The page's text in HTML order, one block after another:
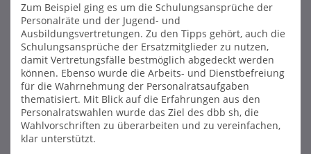
Zum Beispiel ging es um die Schulungsansprüche der
Personalräte und der Jugend- und
Ausbildungsvertretungen. Zu den Tipps gehört, auch die
Schulungsansprüche der Ersatzmitglieder zu nutzen,
damit Vertretungsfälle bestmöglich abgedeckt werden
können. Ebenso wurde die Arbeits- und Dienstbefreiung
für die Wahrnehmung der Personalratsaufgaben
thematisiert. Mit Blick auf die Erfahrungen aus den
Personalratswahlen wurde das Ziel des dbb sh, die
Wahlvorschriften zu überarbeiten und zu vereinfachen,
klar unterstützt.